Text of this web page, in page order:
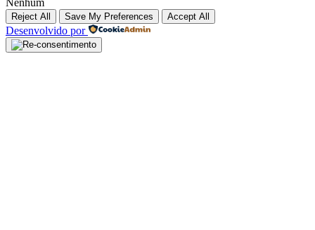
Nenhum
Reject All Save My Preferences Accept All
Desenvolvido por